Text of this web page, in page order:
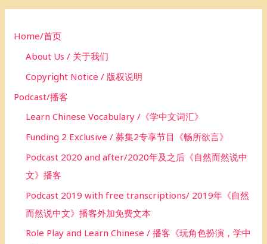
f
rHome/首页
About Us / 关于我们
Copyright Notice / 版权说明
Podcast/播客
Learn Chinese Vocabulary /《学中文词汇》
Funding 2 Exclusive / 募集2专享节目《畅所欲言》
Podcast 2020 and after/2020年及之后《自然而然说中
文》播客
Podcast 2019 with free transcriptions/ 2019年《自然
而然说中文》播客外加免费文本
Role Play and Learn Chinese / 播客《玩角色扮演，学中